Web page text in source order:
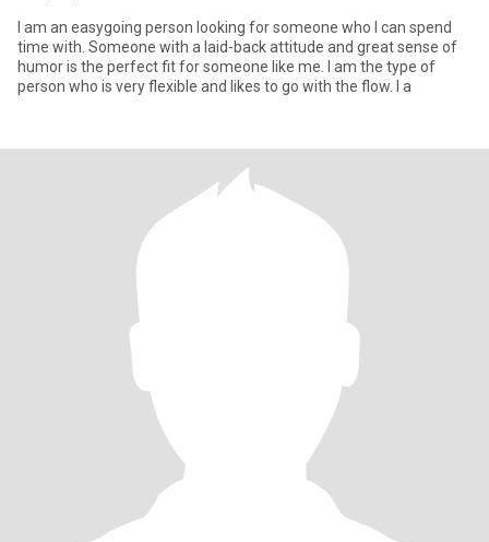
I am an easygoing person looking for someone who I can spend
time with. Someone with a laid-back attitude and great sense of
humor is the perfect fit for someone like me. I am the type of
person who is very flexible and likes to go with the flow. I a